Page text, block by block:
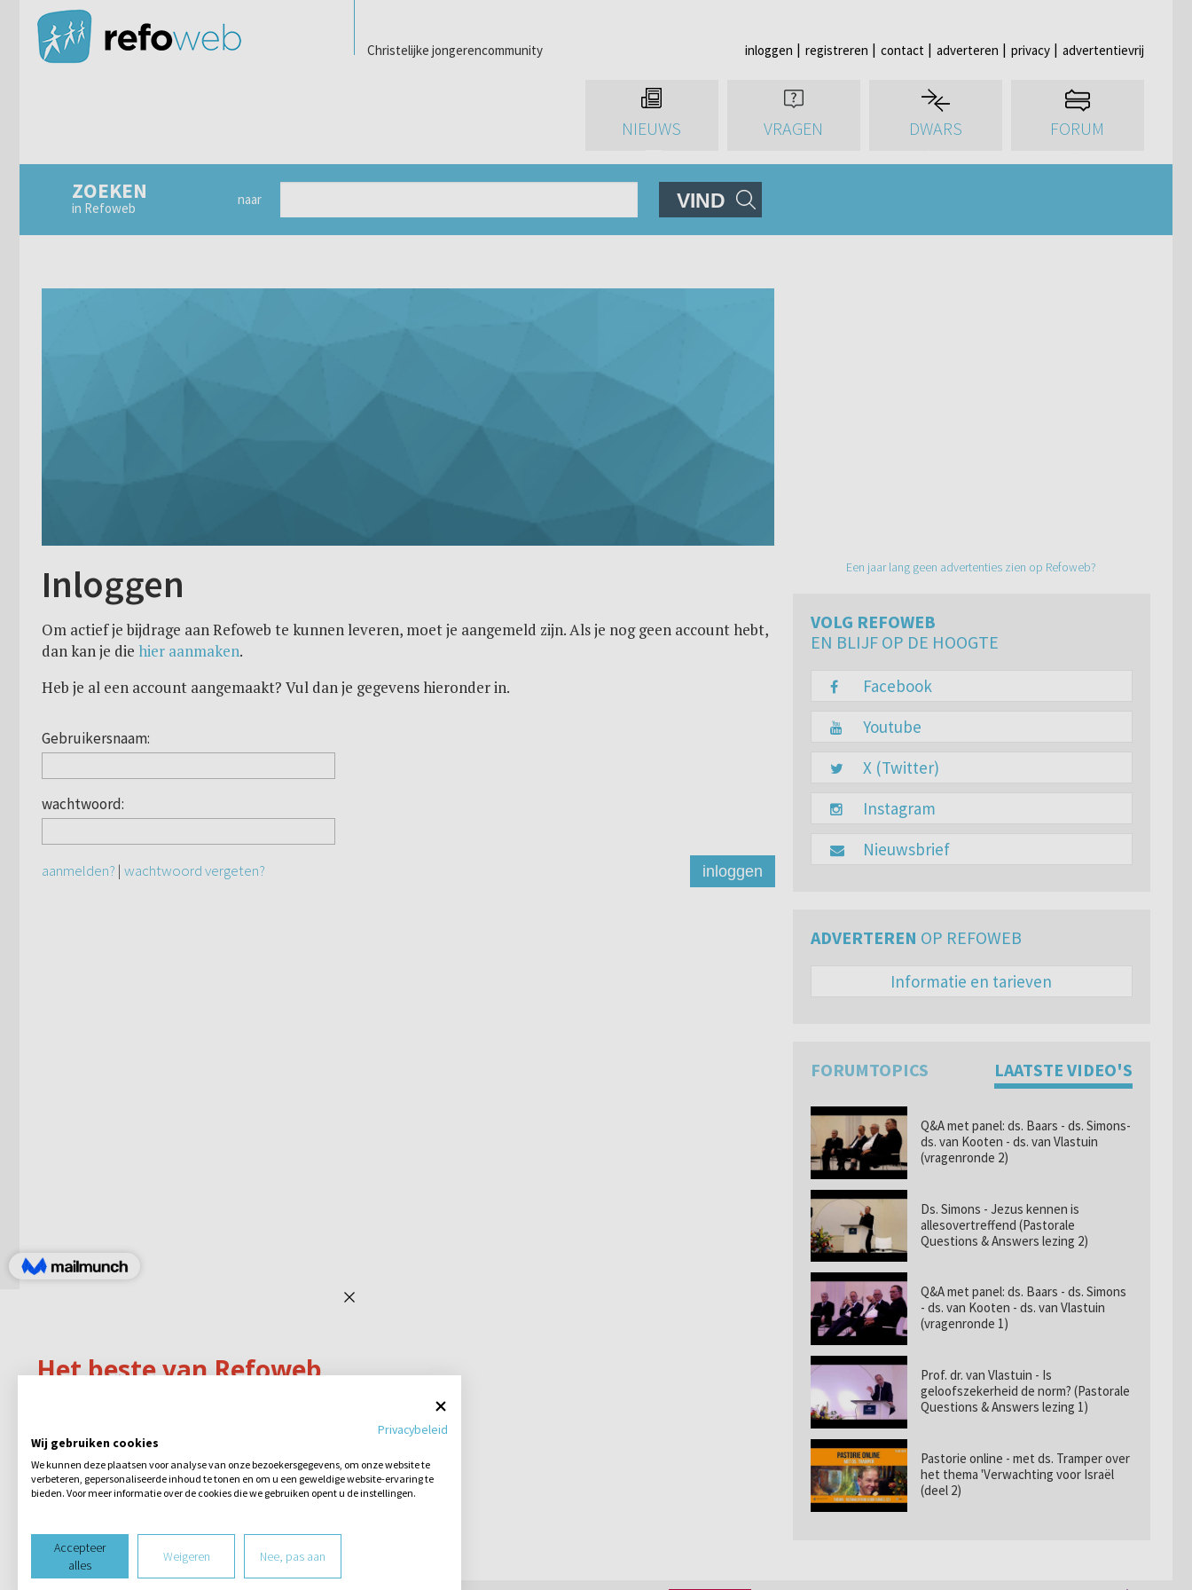
Christelijke jongerencommunity inloggen registreren contact adverteren privacy advertentievrij
NIEUWS VRAGEN DWARS FORUM
ZOEKEN
in Refoweb
naar VIND
Inloggen
Om actief je bijdrage aan Refoweb te kunnen leveren, moet je aangemeld zijn. Als je nog geen account hebt,
dan kan je die hier aanmaken.
Heb je al een account aangemaakt? Vul dan je gegevens hieronder in.
Gebruikersnaam:
wachtwoord:
aanmelden? | wachtwoord vergeten? inloggen
Een jaar lang geen advertenties zien op Refoweb?
VOLG REFOWEB
EN BLIJF OP DE HOOGTE
Facebook
Youtube
X (Twitter)
Instagram
Nieuwsbrief
ADVERTEREN OP REFOWEB
Informatie en tarieven
FORUMTOPICS LAATSTE VIDEO'S
Q&A met panel: ds. Baars - ds. Simons-
ds. van Kooten - ds. van Vlastuin
(vragenronde 2)
Ds. Simons - Jezus kennen is
allesovertreffend (Pastorale
Questions & Answers lezing 2)
Q&A met panel: ds. Baars - ds. Simons
- ds. van Kooten - ds. van Vlastuin
(vragenronde 1)
Prof. dr. van Vlastuin - Is
geloofszekerheid de norm? (Pastorale
Questions & Answers lezing 1)
Pastorie online - met ds. Tramper over
het thema 'Verwachting voor Israël
(deel 2)
Privacybeleid
Wij gebruiken cookies
We kunnen deze plaatsen voor analyse van onze bezoekersgegevens, om onze website te
verbeteren, gepersonaliseerde inhoud te tonen en om u een geweldige website-ervaring te
bieden. Voor meer informatie over de cookies die we gebruiken opent u de instellingen.
Accepteer
alles
Weigeren Nee, pas aan